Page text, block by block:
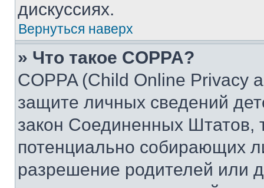
дискуссиях.
Вернуться наверх
» Что такое COPPA?
COPPA (Child Online Privacy
защите личных сведений
закон Соединенных Штатов,
потенциально собирающих
разрешение родителей или